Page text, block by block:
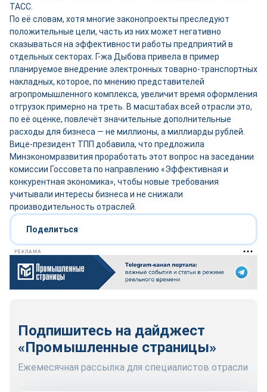
ТАСС.
По её словам, хотя многие законопроекты преследуют
положительные цели, часть из них может негативно
сказываться на эффективности работы предприятий в
отдельных секторах. Г-жа Дыбова привела в пример
планируемое внедрение электронных товарно-транспортных
накладных, которое, по мнению представителей
агропромышленного комплекса, увеличит время оформления
отгрузок примерно на треть. В масштабах всей отрасли это,
по её оценке, повлечёт значительные дополнительные
расходы для бизнеса — не миллионы, а миллиарды рублей.
Вице-президент ТПП добавила, что предложила
Минэкономразвития проработать этот вопрос на заседании
комиссии Госсовета по направлению «Эффективная и
конкурентная экономика», чтобы новые требования
учитывали интересы бизнеса и не снижали
производительность отраслей.
Поделиться
РЕКЛАМА
Подпишитесь на дайджест
«Промышленные страницы»
Ежемесячная рассылка для специалистов отрасли